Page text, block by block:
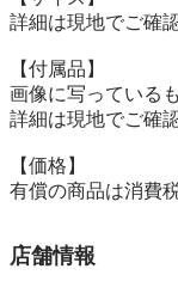
詳細は現地でご確
【付属品】
画像に写っている
詳細は現地でご確
【価格】
有償の商品は消費
店舗情報